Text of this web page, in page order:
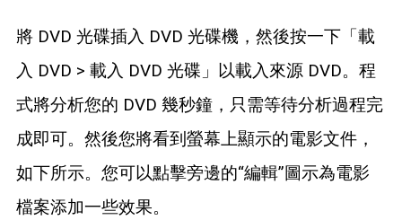
將 DVD 光碟插入 DVD 光碟機，然後按一下「載
入 DVD > 載入 DVD 光碟」以載入來源 DVD。程
式將分析您的 DVD 幾秒鐘，只需等待分析過程完
成即可。然後您將看到螢幕上顯示的電影文件，
如下所示。您可以點擊旁邊的“編輯”圖示為電影
檔案添加一些效果。